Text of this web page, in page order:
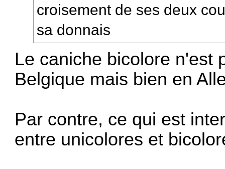
croisement de ses deux
sa donnais
Le caniche bicolore n'est
Belgique mais bien en
Par contre, ce qui est
entre unicolores et